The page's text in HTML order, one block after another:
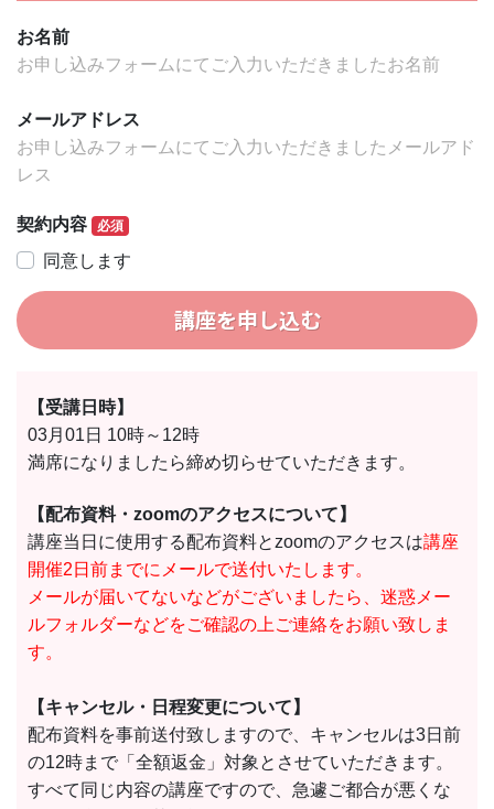
(5) 開示された情報によることなく、乙が独自に開発
又は取得していた情報
第２条（誹謗・中傷行為の禁止）
乙は、本契約有効期間中はもとより、理由の如何を問
わず本契約が終了した後も、甲を誹謗・中傷する 言
甲が制作し、著作権を有するすべてのコンテンツ（以
下、単に「コンテンツ」という。）においてコン テ
ンツの瑕疵により乙が被害を被った場合であっても甲
は損害賠償の責任を負わない。
第４条(遵守事項)
乙は、コンテンツを非独占的に使用するものとし、使
用にあたっては次の事項を遵守しなければならな
(1) コンテンツの使用権の譲渡及び再使用の許諾をし
てはならない。
(2) コンテンツの電子データをインターネットにアッ
プロードしてはならない。
(3) コンテンツの電子データを第三者に対し譲渡、貸
与等名目の如何を問わず提供してはならない。
(1) 乙は、オンライン講座を受講するにあたって付与
されるＩＤ、パスワードを自己の責任において 管理
し、第三者に開示、提供しない。
(2) 乙は、オンライン講座において、システムダウン
お名前
お申し込みフォームにてご入力いただきましたお名前
メールアドレス
お申し込みフォームにてご入力いただきましたメールアド
レス
契約内容 必須
同意します
講座を申し込む
【受講日時】
03月01日 10時～12時
満席になりましたら締め切らせていただきます。
【配布資料・zoomのアクセスについて】
講座当日に使用する配布資料とzoomのアクセスは講座
開催2日前までにメールで送付いたします。
メールが届いてないなどがございましたら、迷惑メー
ルフォルダーなどをご確認の上ご連絡をお願い致しま
す。
【キャンセル・日程変更について】
配布資料を事前送付致しますので、キャンセルは3日前
の12時まで「全額返金」対象とさせていただきます。
すべて同じ内容の講座ですので、急遽ご都合が悪くな